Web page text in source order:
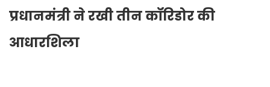
प्रधानमंत्री ने रखी तीन कॉरिडोर की
आधारशिला